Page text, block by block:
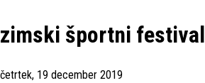
zimski športni festival
četrtek, 19 december 2019